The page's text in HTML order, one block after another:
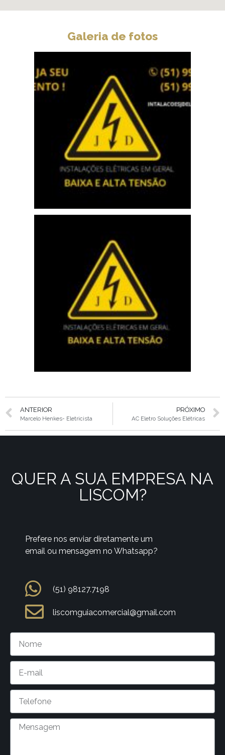
Galeria de fotos
ANTERIOR
Marcelo Henkes- Eletricista
PRÓXIMO
AC Eletro Soluções Elétricas
QUER A SUA EMPRESA NA
LISCOM?
Prefere nos enviar diretamente um
email ou mensagem no Whatsapp?
(51) 98127.7198
liscomguiacomercial@gmail.com